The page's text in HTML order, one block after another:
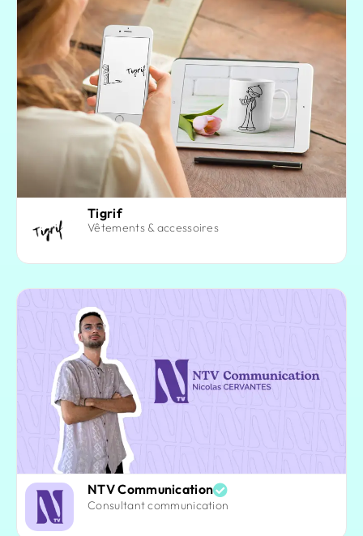
Tigrif
Vêtements & accessoires
NTV Communication
Consultant communication